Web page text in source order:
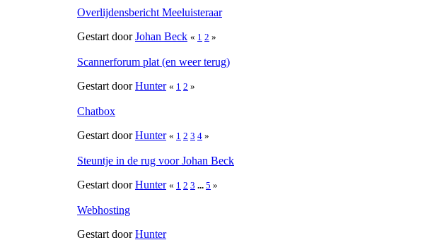
Overlijdensbericht Meeluisteraar
Gestart doorJohan Beck « 1 2 »
Scannerforum plat (en weer terug)
Gestart doorHunter « 1 2 »
Chatbox
Gestart doorHunter « 1 2 3 4 »
Steuntje in de rug voor Johan Beck
Gestart doorHunter « 1 2 3 ... 5 »
Webhosting
Gestart doorHunter